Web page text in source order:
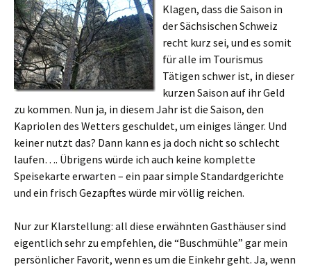
Klagen, dass die Saison in
der Sächsischen Schweiz
recht kurz sei, und es somit
für alle im Tourismus
Tätigen schwer ist, in dieser
kurzen Saison auf ihr Geld
zu kommen. Nun ja, in diesem Jahr ist die Saison, den
Kapriolen des Wetters geschuldet, um einiges länger. Und
keiner nutzt das? Dann kann es ja doch nicht so schlecht
laufen…. Übrigens würde ich auch keine komplette
Speisekarte erwarten – ein paar simple Standardgerichte
und ein frisch Gezapftes würde mir völlig reichen.
Nur zur Klarstellung: all diese erwähnten Gasthäuser sind
eigentlich sehr zu empfehlen, die “Buschmühle” gar mein
persönlicher Favorit, wenn es um die Einkehr geht. Ja, wenn